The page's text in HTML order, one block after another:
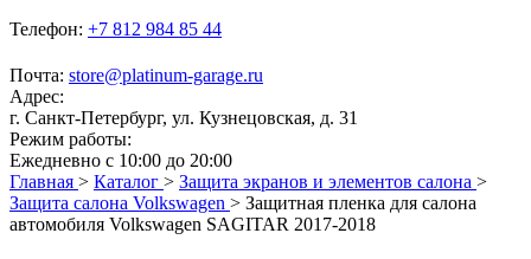
Телефон: +7 812 984 85 44
Почта: store@platinum-garage.ru
Адрес:
г. Санкт-Петербург, ул. Кузнецовская, д. 31
Режим работы:
Ежедневно с 10:00 до 20:00
Главная > Каталог > Защита экранов и элементов салона >
Защита салона Volkswagen > Защитная пленка для салона
автомобиля Volkswagen SAGITAR 2017-2018